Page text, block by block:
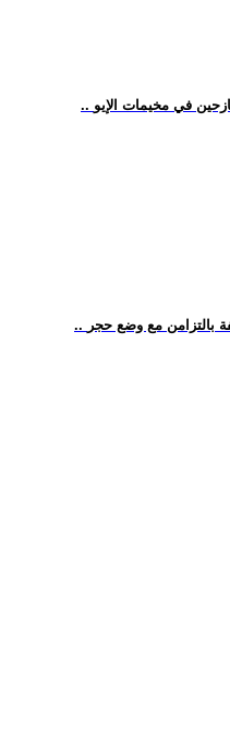
في مخيمات الإيو
بالتزامن مع وضع حجر